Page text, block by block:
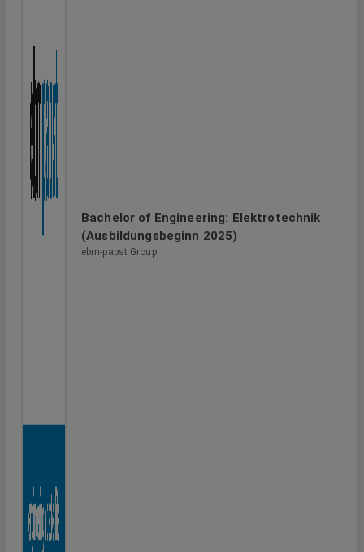
Bachelor of Engineering: Elektrotechnik
(Ausbildungsbeginn 2025)
ebm-papst Group